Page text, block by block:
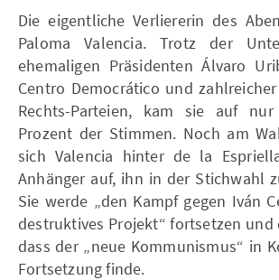
Die eigentliche Verliererin des
Paloma Valencia. Trotz der
ehemaligen Präsidenten Álvaro
Centro Democrático und
Rechts-Parteien, kam sie auf
Prozent der Stimmen. Noch am
sich Valencia hinter de la
Anhänger auf, ihn in der Stichwahl
Sie werde „den Kampf gegen Iván
destruktives Projekt“ fortsetzen und
dass der „neue Kommunismus“ in
Fortsetzung finde.